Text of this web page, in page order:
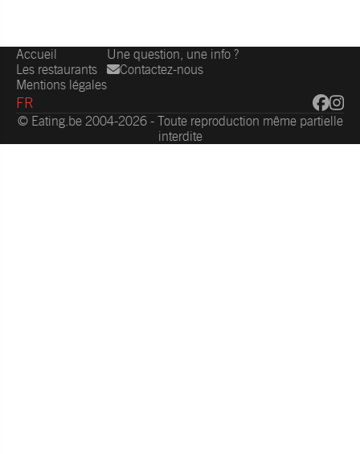
Accueil
Les restaurants
Mentions légales
Une question, une info ?
Contactez-nous
FR
© Eating.be 2004-2026 - Toute reproduction même partielle
interdite